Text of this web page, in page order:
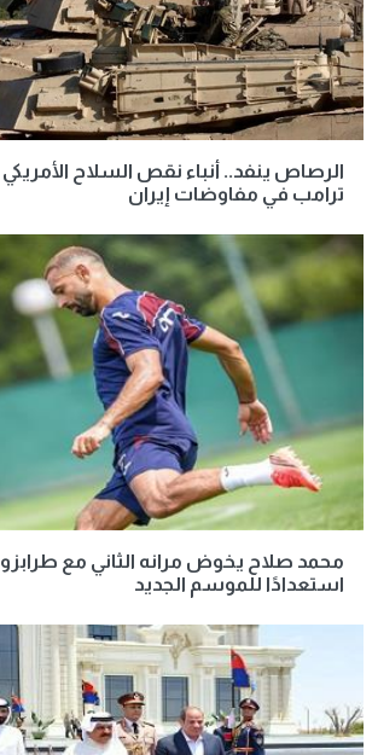
الرصاص ينفد.. أنباء نقص السلاح
ترامب في مفاوضات إيران
محمد صلاح يخوض مرانه الثاني مع
استعدادًا للموسم الجديد